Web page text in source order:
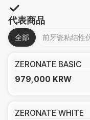
代表商品
全部 前牙瓷粘结性
ZERONATE BASIC
979,000 KRW
ZERONATE WHITE